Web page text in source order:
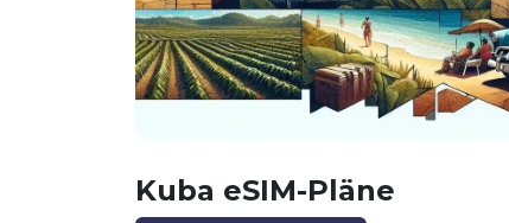
Kuba eSIM-Pläne